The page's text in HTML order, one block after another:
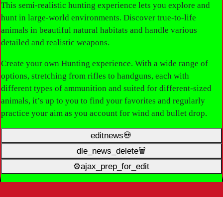
This semi-realistic hunting experience lets you explore and
hunt in large-world environments. Discover true-to-life
animals in beautiful natural habitats and handle various
detailed and realistic weapons.
Create your own Hunting experience. With a wide range of
options, stretching from rifles to handguns, each with
different types of ammunition and suited for different-sized
animals, it’s up to you to find your favorites and regularly
practice your aim as you account for wind and bullet drop.
editnews💀
dle_news_delete🗑️
⚙ajax_prep_for_edit️